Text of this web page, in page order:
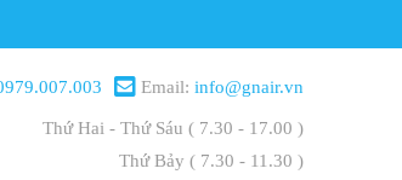
Email:info@gnair.vn
Thứ Hai - Thứ Sáu( 7.30 - 17.00 )
Thứ Bảy( 7.30 - 11.30 )